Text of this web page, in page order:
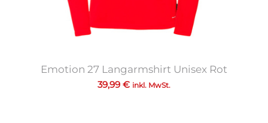
Emotion 27 Langarmshirt Unisex Rot
39,99 € inkl. MwSt.